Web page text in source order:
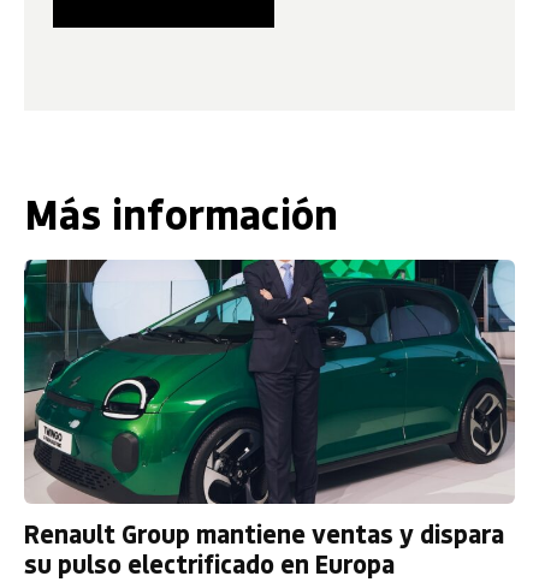
Más información
Renault Group mantiene ventas y dispara
su pulso electrificado en Europa